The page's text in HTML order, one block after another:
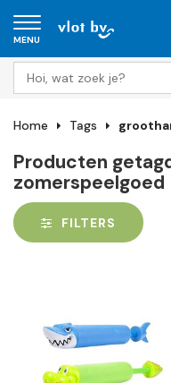
MENU
Home Tags
Producten
zomerspeelgoed
FILTERS